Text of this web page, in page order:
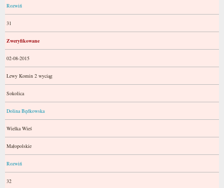
Rozwiń
31
Zweryfikowane
02-08-2015
Lewy Komin 2 wyciąg
Sokolica
Dolina Będkowska
Wielka Wieś
Małopolskie
Rozwiń
32